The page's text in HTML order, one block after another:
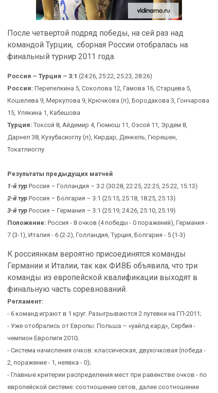
После четвертой подряд победы, на сей раз над
командой Турции, сборная России отобралась на
финальный турнир 2011 года.
Россия – Турция – 3:1 (24:26, 25:22, 25:23, 28:26)
Россия: Перепелкина 5, Соколова 12, Гамова 16, Старцева 5,
Кошелева 9, Меркулова 9, Крючкова (л), Бородакова 3, Гончарова
15, Улякина 1, Кабешова
Турция: Токсой 8, Айдемир 4, Гюмюш 11, Озсой 11, Эрдем 8,
Дарнел 38, Кузубасиоглу (л), Кирдар, Денкель, Гюрешен,
Токатлиоглу
Результаты предыдущих матчей
1-й тур Россия – Голландия – 3:2 (30:28, 22:25, 22:25, 25:22, 15:13)
2-й тур Россия – Болгария – 3:1 (25:15, 25:18, 18:25, 25:13)
3-й тур Россия – Германия – 3:1 (25:19, 24:26, 25:10, 25:19)
Положение: Россия - 8 очков (4 победы - 0 поражений), Германия -
7 (3-1), Италия - 6 (2-2), Голландия, Турция, Болгария - 5 (1-3)
К россиянкам вероятно присоединятся команды
Германии и Италии, так как ФИВБ объявила, что три
команды из европейской квалификации выходят в
финальную часть соревнований.
Регламент:
- 6 команд играют в 1 круг. Разыгрываются 2 путевки на ГП-2011;
- Уже отобрались от Европы: Польша – «уайлд кард», Сербия -
чемпион Евролиги 2010;
- Система начисления очков: классическая, двухочковая (победа -
2, поражение - 1, неявка - 0);
- Главные критерии распределения мест при равенстве очков - по
европейской системе: соотношение сетов, далее соотношение